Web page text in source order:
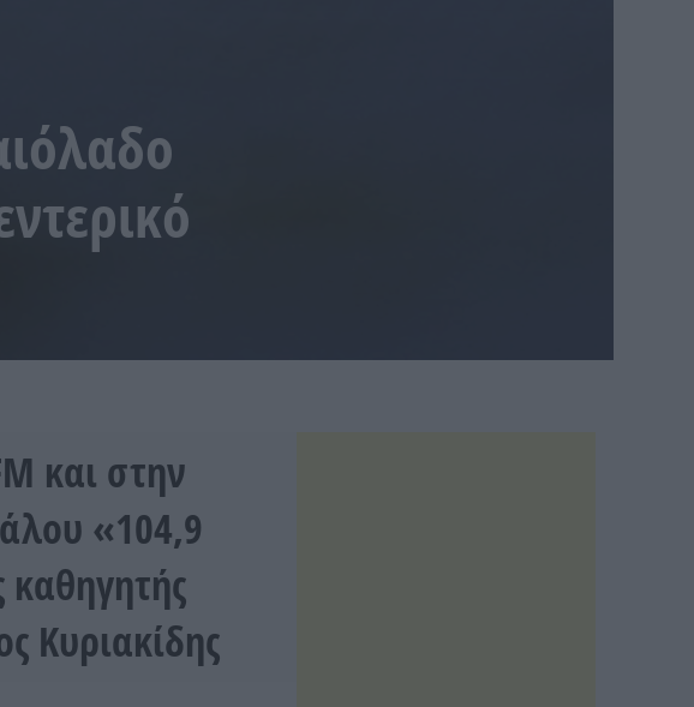
και στην
«104,9
καθηγητής
Κυριακίδης